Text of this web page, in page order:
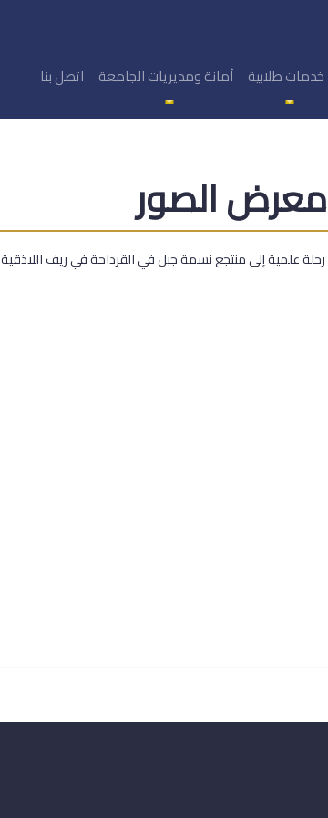
خدمات طلابية أمانة ومديريات الجامعة اتصل بنا
معرض الصور
رحلة علمية إلى منتجع نسمة جبل في القرداحة في ريف اللاذقية